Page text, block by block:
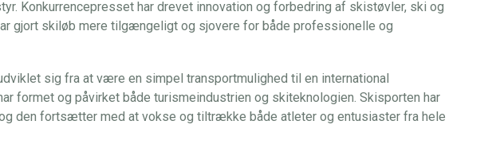
Konkurrencepresset har drevet innovation og forbedring af skistøvler, ski og
gjort skiløb mere tilgængeligt og sjovere for både professionelle og
sig fra at være en simpel transportmulighed til en international
formet og påvirket både turismeindustrien og skiteknologien. Skisporten har
den fortsætter med at vokse og tiltrække både atleter og entusiaster fra hele